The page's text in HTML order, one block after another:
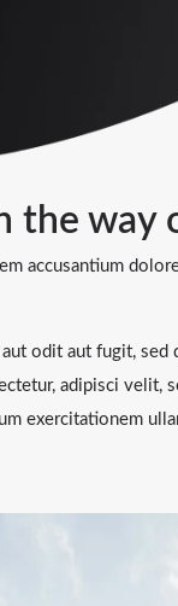
the way
accusantium
odit aut fugit,
adipisci
exercitationem